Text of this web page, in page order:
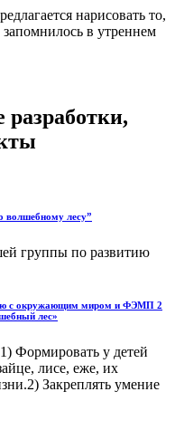
нарисовать то,
в утреннем
разработки,
волшебному лесу”
группы по развитию
с окружающим миром и ФЭМП 2
лес»
у детей
лисе, еже, их
Закреплять умение